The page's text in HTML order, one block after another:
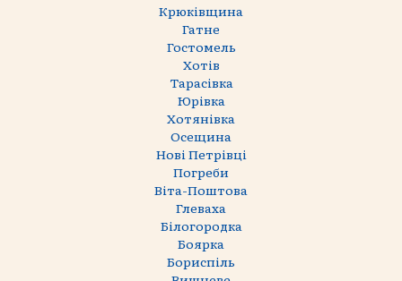
Крюківщина
Гатне
Гостомель
Хотів
Тарасівка
Юрівка
Хотянівка
Осещина
Нові Петрівці
Погреби
Віта-Поштова
Глеваха
Білогородка
Боярка
Бориспіль